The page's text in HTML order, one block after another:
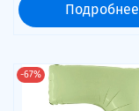
Подробнее
-67%